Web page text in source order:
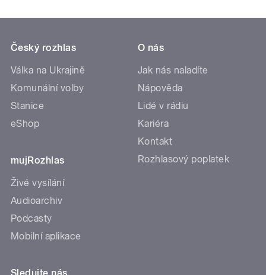
Český rozhlas
Válka na Ukrajině
Komunální volby
Stanice
eShop
mujRozhlas
Živé vysílání
Audioarchiv
Podcasty
Mobilní aplikace
O nás
Jak nás naladíte
Nápověda
Lidé v rádiu
Kariéra
Kontakt
Rozhlasový poplatek